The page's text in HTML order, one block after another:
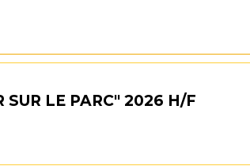
SUR LE PARC" 2026 H/F